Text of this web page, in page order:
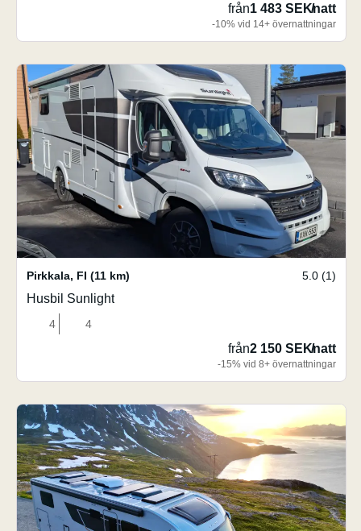
från1 483 SEK/natt
-10% vid 14+ övernattningar
Pirkkala, FI (11 km) 5.0 (1)
Husbil Sunlight
4 4
från2 150 SEK/natt
-15% vid 8+ övernattningar